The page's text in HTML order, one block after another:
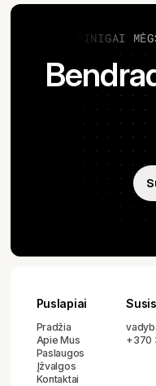
PINIGAI
Puslapiai
Pradžia
Apie Mus
Paslaugos
Įžvalgos
Kontaktai
+370